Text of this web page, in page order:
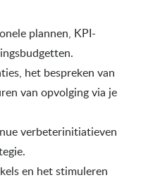
plannen, KPI-
het bespreken van
van opvolging via je
verbeterinitiatieven
en het stimuleren